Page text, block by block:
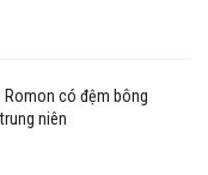
Romon có đệm bông
niên